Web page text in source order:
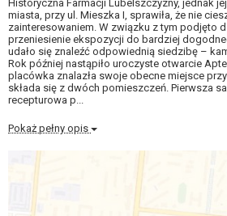
Historyczna Farmacji Lubelszczyzny, jednak
miasta, przy ul. Mieszka I, sprawiła, że nie
zainteresowaniem. W związku z tym podjęto
przeniesienie ekspozycji do bardziej
udało się znaleźć odpowiednią siedzibę –
Rok później nastąpiło uroczyste otwarcie
placówka znalazła swoje obecne miejsce
składa się z dwóch pomieszczeń. Pierwsza
recepturowa p...
Pokaż pełny opis